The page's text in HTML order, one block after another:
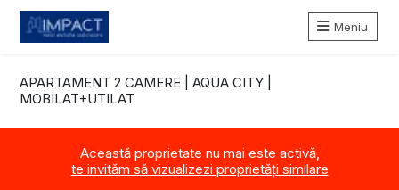
Meniu
APARTAMENT 2 CAMERE | AQUA CITY |
MOBILAT+UTILAT
Această proprietate nu mai este activă,
te invităm să vizualizezi proprietăți similare